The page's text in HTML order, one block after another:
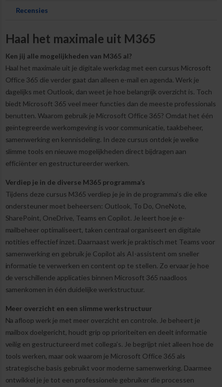
Recensies
Haal het maximale uit M365
Ken jij alle mogelijkheden van M365 al?
Haal het maximale uit je digitale werkdag met een cursus Microsoft
Office 365 die verder gaat dan alleen e-mail en agenda. Werk je
dagelijks met Outlook, dan weet je hoe belangrijk overzicht is. Toch
biedt Microsoft 365 veel meer functies dan de meeste professionals
benutten. Waarom gebruik je Microsoft Office 365? Omdat het één
geïntegreerde werkomgeving is voor communicatie, taakbeheer,
samenwerking en kennisdeling. In deze cursus ontdek je welke
slimme tools en nieuwe mogelijkheden direct bijdragen aan
efficiënter en gestructureerder werken.
Verdiep je in de diverse M365 programma’s
Tijdens deze cursus M365 verdiep je je in de programma’s die elke
ondersteuner moet beheersen: Outlook, To Do, OneNote,
SharePoint, OneDrive, Teams en Copilot. Je leert hoe je e-
mailbeheer optimaliseert, taken centraal organiseert en digitale
notities effectief inzet. Daarnaast werk je praktisch met Teams voor
samenwerking en gebruik je Copilot als AI-assistent om sneller
informatie te verwerken en content op te stellen. Zo ervaar je hoe
de verschillende applicaties binnen Microsoft 365 naadloos
samenkomen in één duidelijke werkstructuur.
Meer overzicht en een slimme werkstructuur
Na afloop werk je met meer overzicht en controle. Je beheert je
mailbox doelgericht, houdt grip op prioriteiten en deelt informatie
veilig en gestructureerd met collega’s. Je begrijpt niet alleen hoe de
tools werken, maar ook waarom je Microsoft Office 365 als
strategische basis gebruikt voor moderne samenwerking. Daarmee
ontwikkel je je tot een professionele gebruiker die processen